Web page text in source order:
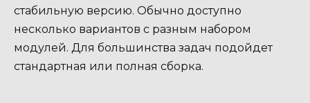
стабильную версию. Обычно доступно
несколько вариантов с разным набором
модулей. Для большинства задач подойдет
стандартная или полная сборка.